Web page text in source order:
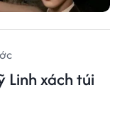
Linh xách túi